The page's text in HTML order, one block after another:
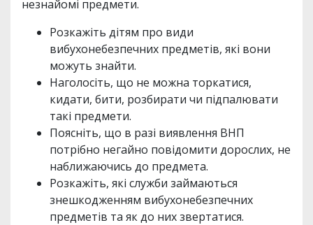
незнайомі предмети.
Розкажіть дітям про види
вибухонебезпечних предметів, які вони
можуть знайти.
Наголосіть, що не можна торкатися,
кидати, бити, розбирати чи підпалювати
такі предмети.
Поясніть, що в разі виявлення ВНП
потрібно негайно повідомити дорослих, не
наближаючись до предмета.
Розкажіть, які служби займаються
знешкодженням вибухонебезпечних
предметів та як до них звертатися.